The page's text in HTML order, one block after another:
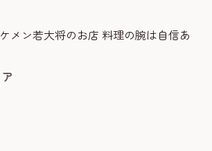
メン若大将のお店 料理の腕は自信あ